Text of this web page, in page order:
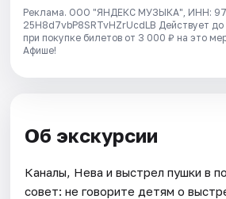
Реклама. ООО "ЯНДЕКС МУЗЫКА", ИНН:
25H8d7vbP8SRTvHZrUcdLB Действует
при покупке билетов от 3 000 ₽ на это
Афише!
Об экскурсии
Каналы, Нева и выстрел пушки в
совет: не говорите детям о